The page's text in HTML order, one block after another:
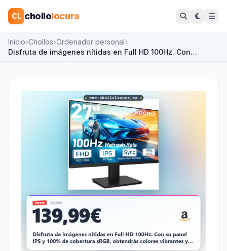
CL chollolocura
Inicio Chollos Ordenador personal
Disfruta de imágenes nítidas en Full HD 100Hz. Con…